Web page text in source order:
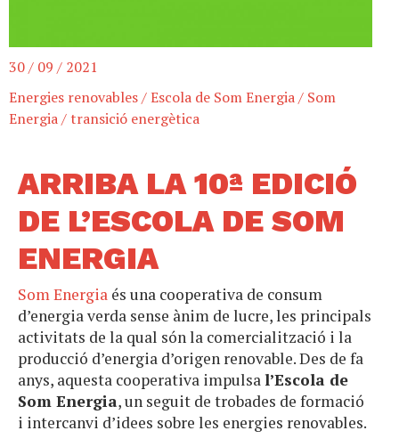
30 / 09 / 2021
Energies renovables/Escola de Som Energia/ Som
Energia/transició energètica
ARRIBA LA 10ª EDICIÓ
DE L’ESCOLA DE SOM
ENERGIA
Som Energia és una cooperativa de consum
d’energia verda sense ànim de lucre, les principals
activitats de la qual són la comercialització i la
producció d’energia d’origen renovable. Des de fa
anys, aquesta cooperativa impulsal’Escola de
Som Energia, un seguit de trobades de formació
i intercanvi d’idees sobre les energies renovables.